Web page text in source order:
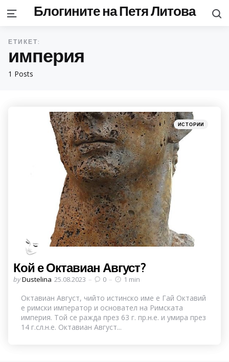
MenuБлогините на Петя Литова
1 Posts
ЕТИКЕТ:
империя
Categories
Posted
in
ИСТОРИИ
Кой е Октавиан Август?
Posted
byDustelina 25.08.2023 0 1 min
Октавиан Август, чийто истинско име е Гай Октавий
е римски император и основател на Римската
империя. Той се ражда през 63 г. пр.н.е. и умира през
14 г.сл.н.е. Октавиан Август...